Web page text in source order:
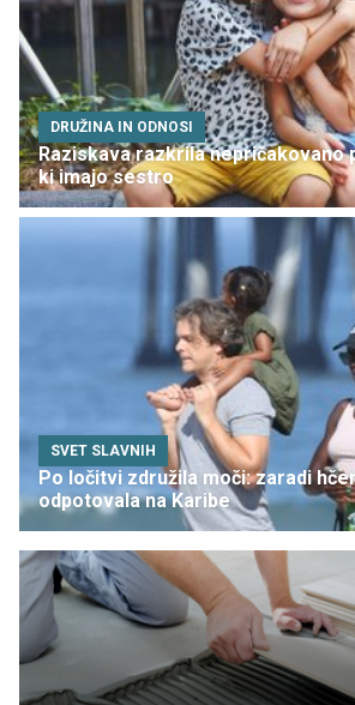
DRUŽINA IN ODNOSI
Raziskava razkrila nepričakovano
ki imajo sestro
SVET SLAVNIH
Po ločitvi združila moči: zaradi
odpotovala na Karibe